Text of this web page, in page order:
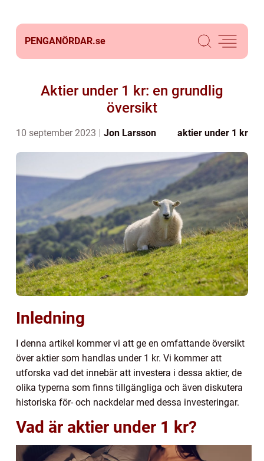
PENGANÖRDAR.se
Aktier under 1 kr: en grundlig
översikt
10 september 2023 Jon Larsson aktier under 1 kr
Inledning
I denna artikel kommer vi att ge en omfattande översikt
över aktier som handlas under 1 kr. Vi kommer att
utforska vad det innebär att investera i dessa aktier, de
olika typerna som finns tillgängliga och även diskutera
historiska för- och nackdelar med dessa investeringar.
Vad är aktier under 1 kr?